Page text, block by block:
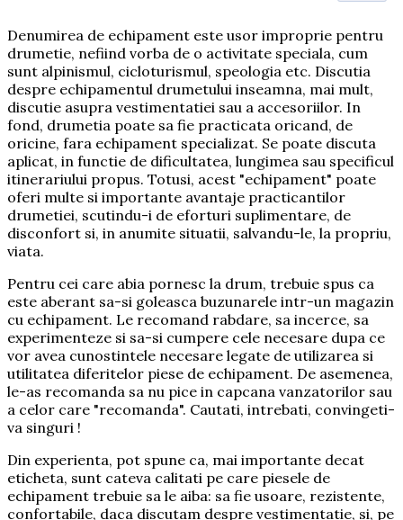
Denumirea de echipament este usor improprie pentru
drumetie, nefiind vorba de o activitate speciala, cum
sunt alpinismul, cicloturismul, speologia etc. Discutia
despre echipamentul drumetului inseamna, mai mult,
discutie asupra vestimentatiei sau a accesoriilor. In
fond, drumetia poate sa fie practicata oricand, de
oricine, fara echipament specializat. Se poate discuta
aplicat, in functie de dificultatea, lungimea sau specificul
itinerariului propus. Totusi, acest "echipament" poate
oferi multe si importante avantaje practicantilor
drumetiei, scutindu-i de eforturi suplimentare, de
disconfort si, in anumite situatii, salvandu-le, la propriu,
viata.
Pentru cei care abia pornesc la drum, trebuie spus ca
este aberant sa-si goleasca buzunarele intr-un magazin
cu echipament. Le recomand rabdare, sa incerce, sa
experimenteze si sa-si cumpere cele necesare dupa ce
vor avea cunostintele necesare legate de utilizarea si
utilitatea diferitelor piese de echipament. De asemenea,
le-as recomanda sa nu pice in capcana vanzatorilor sau
a celor care "recomanda". Cautati, intrebati, convingeti-
va singuri !
Din experienta, pot spune ca, mai importante decat
eticheta, sunt cateva calitati pe care piesele de
echipament trebuie sa le aiba: sa fie usoare, rezistente,
confortabile, daca discutam despre vestimentatie, si, pe